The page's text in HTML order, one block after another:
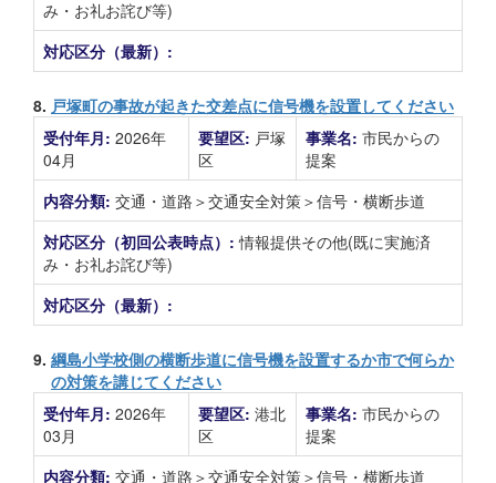
み・お礼お詫び等)
対応区分（最新）:
8. 戸塚町の事故が起きた交差点に信号機を設置してください
受付年月: 2026年
04月
要望区: 戸塚
区
事業名: 市民からの
提案
内容分類: 交通・道路＞交通安全対策＞信号・横断歩道
対応区分（初回公表時点）:情報提供その他(既に実施済
み・お礼お詫び等)
対応区分（最新）:
9. 綱島小学校側の横断歩道に信号機を設置するか市で何らか
の対策を講じてください
受付年月: 2026年
03月
要望区: 港北
区
事業名: 市民からの
提案
内容分類: 交通・道路＞交通安全対策＞信号・横断歩道